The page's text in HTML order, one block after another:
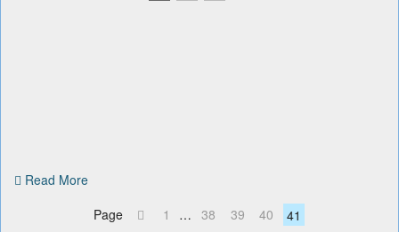
Read More
Page
1 … 38 39 40 41